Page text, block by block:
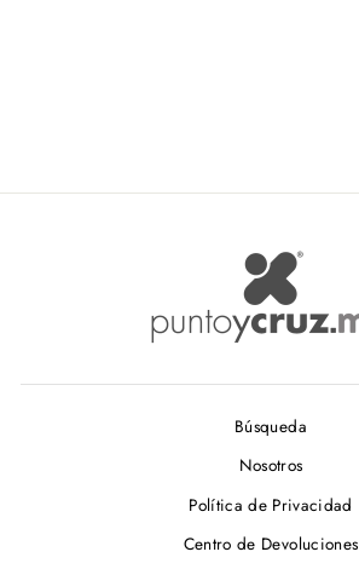
Búsqueda
Nosotros
Política de Privacidad
Centro de Devoluciones